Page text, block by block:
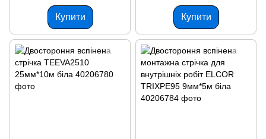
Купити Купити